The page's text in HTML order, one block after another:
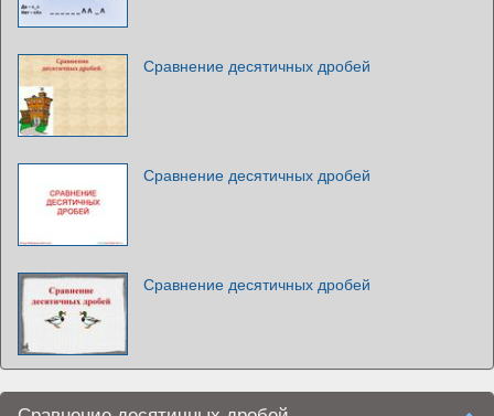
Сравнение десятичных дробей
Сравнение десятичных дробей
Сравнение десятичных дробей